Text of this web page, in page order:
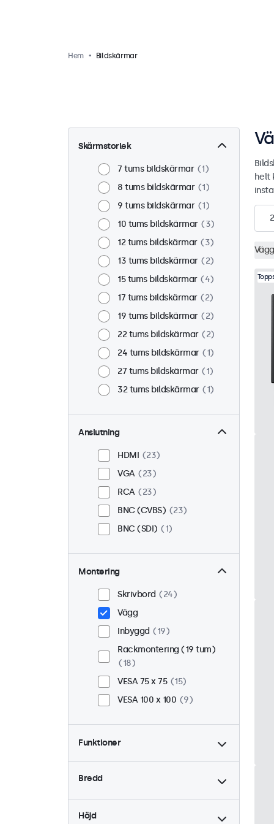
Hem Bildskärmar
Skärmstorlek
7 tums bildskärmar
1
8 tums bildskärmar
1
9 tums bildskärmar
1
10 tums bildskärmar
3
12 tums bildskärmar
3
13 tums bildskärmar
2
15 tums bildskärmar
4
17 tums bildskärmar
2
19 tums bildskärmar
2
22 tums bildskärmar
2
24 tums bildskärmar
1
27 tums bildskärmar
1
32 tums bildskärmar
1
Anslutning
HDMI
23
VGA
23
RCA
23
BNC (CVBS)
23
BNC (SDI)
1
Montering
Skrivbord
24
Vägg
Inbyggd
19
Rackmontering (19 tum)
18
VESA 75 x 75
15
VESA 100 x 100
9
Funktioner
4:3 / 5:4
6
Dimning
24
Bredd
Höjd
helt
Vägg